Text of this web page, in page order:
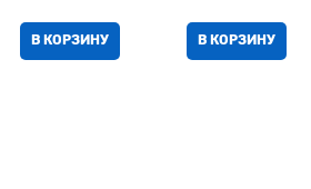
В КОРЗИНУ В КОРЗИНУ